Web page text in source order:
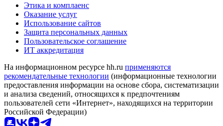
Этика и комплаенс
Оказание услуг
Использование сайтов
Защита персональных данных
Пользовательское соглашение
ИТ аккредитация
На информационном ресурсе hh.ru применяются
рекомендательные технологии (информационные технологии
предоставления информации на основе сбора, систематизации
и анализа сведений, относящихся к предпочтениям
пользователей сети «Интернет», находящихся на территории
Российской Федерации)